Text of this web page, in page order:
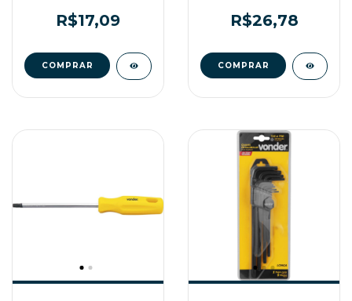
R$17,09 R$26,78